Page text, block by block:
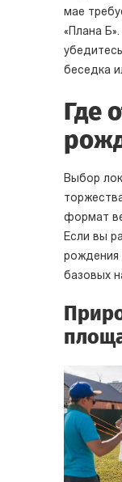
мае
«Плана
беседка
Где
Выбор
формат
Если вы
рождения
базовых